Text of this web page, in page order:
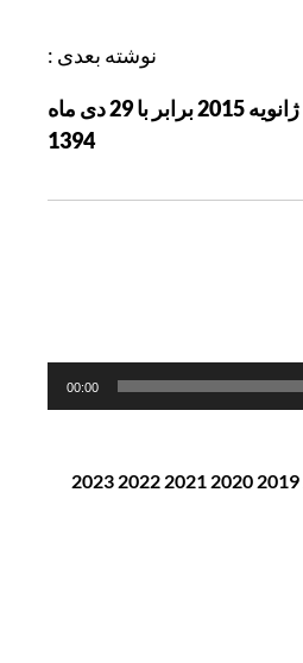
نوشته بعدی :
برنامه روز دوشنبه 19 ژانویه 2015 برابر با 29 دی ماه
1394
00:00
2019
2020
2021
2022
2023